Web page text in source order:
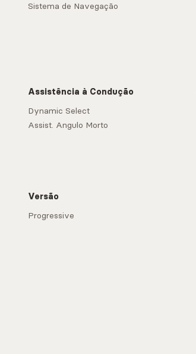
Sistema de Navegação
Assistência à Condução
Dynamic Select
Assist. Angulo Morto
Versão
Progressive